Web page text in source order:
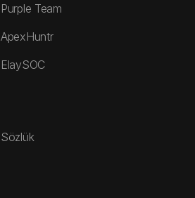
Purple Team
ApexHuntr
ElaySOC
Sözlük